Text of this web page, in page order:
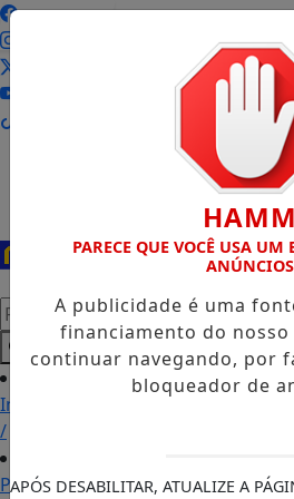
Pesquisar Notícia
Início
/
Podcasts
HAMM
PARECE QUE VOCÊ USA UM
ANÚNCIOS
A publicidade é uma
financiamento do nosso
continuar navegando, por
bloqueador de
APÓS DESABILITAR, ATUALIZE A